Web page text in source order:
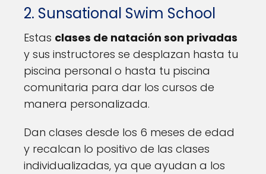
2. Sunsational Swim School
Estas clases de natación son privadas
y sus instructores se desplazan hasta tu
piscina personal o hasta tu piscina
comunitaria para dar los cursos de
manera personalizada.
Dan clases desde los 6 meses de edad
y recalcan lo positivo de las clases
individualizadas, ya que ayudan a los